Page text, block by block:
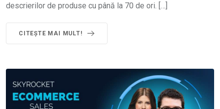
descrierilor de produse cu până la 70 de ori. […]
CITEȘTE MAI MULT!